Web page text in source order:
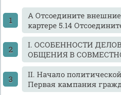
A Отсоедините
картере 5.14
I. ОСОБЕННОСТИ
ОБЩЕНИЯ В
II. Начало
Первая кампания